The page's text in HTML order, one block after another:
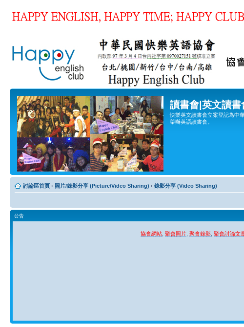
讀書會|英文讀
快樂英文讀書會立案登記為中
舉辦英語讀書會。
討論區首頁 ‹ 照片/錄影分享 (Picture/Video Sharing) ‹ 錄影分享 (Video Sharing)
公告
協會網站 聚會照片 聚會錄影 聚會討論文